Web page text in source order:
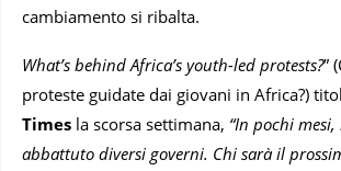
cambiamento si ribalta.
What’s behind Africa’s youth-led protests?”
proteste guidate dai giovani in Africa?)
Times la scorsa settimana, “In pochi
abbattuto diversi governi. Chi sarà il